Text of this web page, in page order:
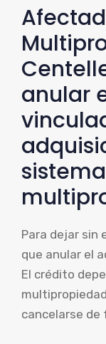
anular
Para dejar sin
que anular el
El crédito
cancelarse de